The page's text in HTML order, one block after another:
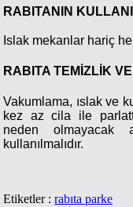
RABITANIN
Islak mekanlar hariç
RABITA TEMİZLİK VE
Vakumlama, ıslak ve
kez az cila ile
neden olmayacak
kullanılmalıdır.
Etiketler : rabıta parke